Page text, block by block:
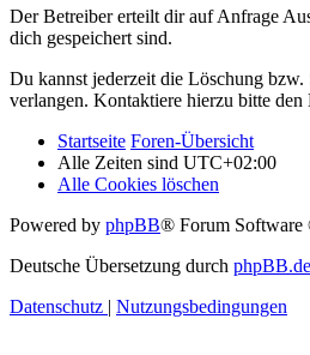
Der Betreiber erteilt dir auf Anfrage
dich gespeichert sind.
Du kannst jederzeit die Löschung bzw.
verlangen. Kontaktiere hierzu bitte den
Startseite Foren-Übersicht
Alle Zeiten sind UTC+02:00
Alle Cookies löschen
Powered by phpBB® Forum
Deutsche Übersetzung durch phpBB.de
Datenschutz | Nutzungsbedingungen